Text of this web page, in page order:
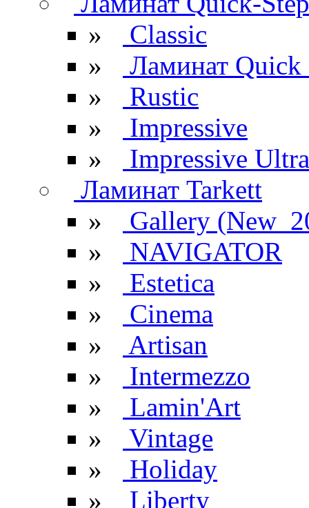
»
Classic
»
Ламинат Quick
»
Rustic
»
Impressive
»
Impressive Ultra
Ламинат Tarkett
»
Gallery
»
NAVIGATOR
»
Estetica
»
Cinema
»
Artisan
»
Intermezzo
»
Lamin'Art
»
Vintage
»
Holiday
»
Liberty